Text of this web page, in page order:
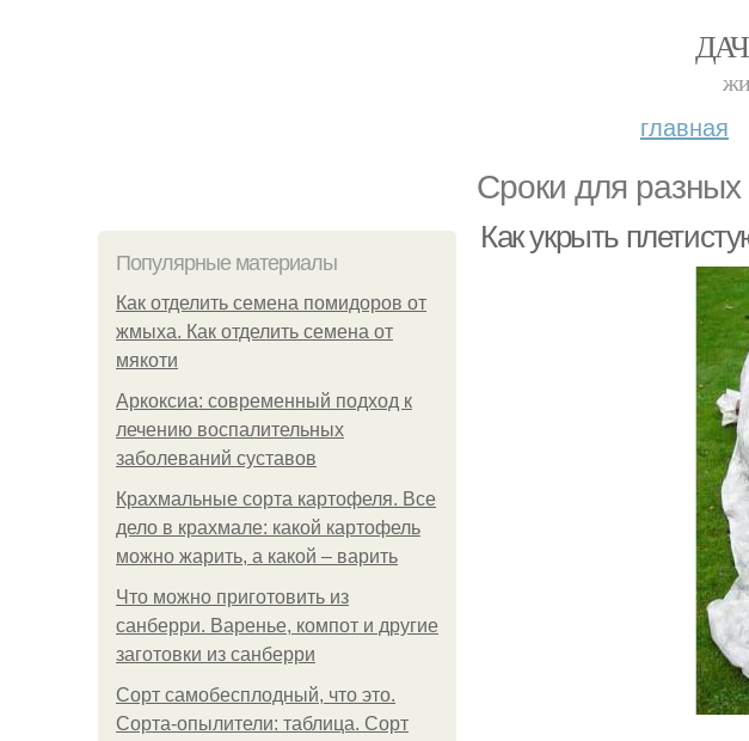
главная
Сроки для разных
Популярные материалы
Как отделить семена помидоров от
жмыха. Как отделить семена от
мякоти
Аркоксиа: современный подход к
лечению воспалительных
заболеваний суставов
Крахмальные сорта картофеля. Все
дело в крахмале: какой картофель
можно жарить, а какой – варить
Что можно приготовить из
санберри. Варенье, компот и другие
заготовки из санберри
Сорт самобесплодный, что это.
Сорта-опылители: таблица. Сорт
Как укрыть